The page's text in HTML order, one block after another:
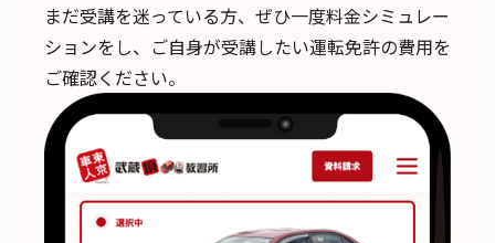
まだ受講を迷っている方、ぜひ一度料金シミュレー
ションをし、ご自身が受講したい運転免許の費用を
ご確認ください。